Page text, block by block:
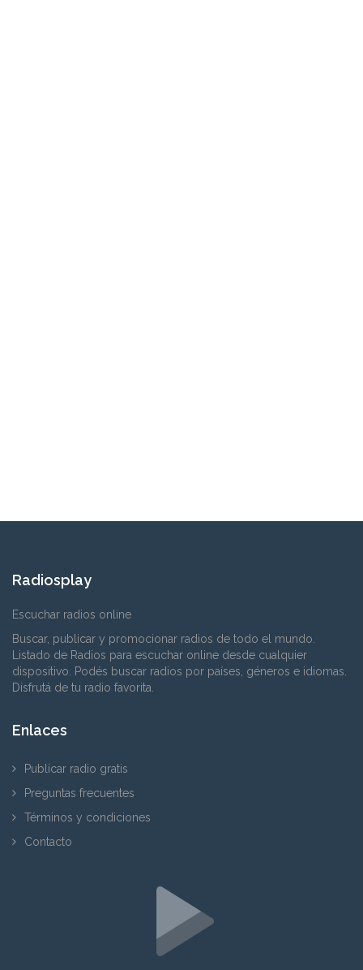
Radiosplay
Escuchar radios online
Buscar, publicar y promocionar radios de todo el mundo.
Listado de Radios para escuchar online desde cualquier
dispositivo. Podés buscar radios por países, géneros e idiomas.
Disfrutá de tu radio favorita.
Enlaces
Publicar radio gratis
Preguntas frecuentes
Términos y condiciones
Contacto